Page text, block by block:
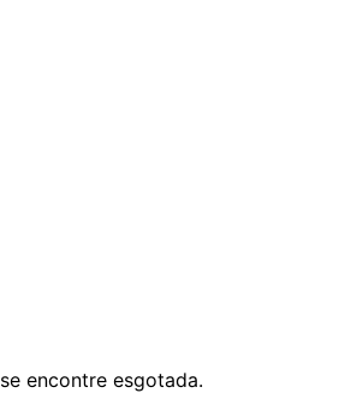
encontre esgotada.